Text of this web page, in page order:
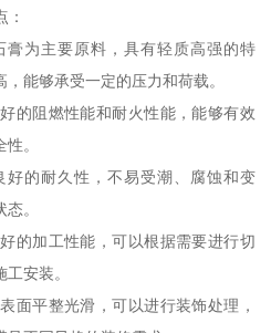
：
膏为主要原料，具有轻质高强的特
能够承受一定的压力和荷载。
的阻燃性能和耐火性能，能够有效
。
好的耐久性，不易受潮、腐蚀和变
。
的加工性能，可以根据需要进行切
安装。
面平整光滑，可以进行装饰处理，